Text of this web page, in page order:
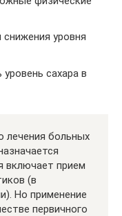
уровня
сахара в
лечения больных
включает прием
(в
Но применение
первичного